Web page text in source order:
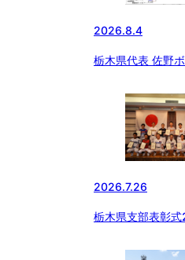
2026.8.4
栃木県代表 佐野
2026.7.26
栃木県支部表彰